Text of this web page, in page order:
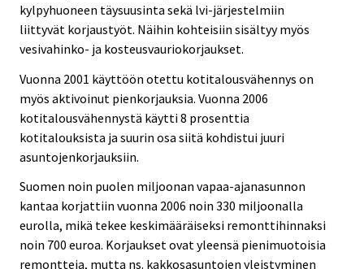
kylpyhuoneen täysuusinta sekä lvi-järjestelmiin
liittyvät korjaustyöt. Näihin kohteisiin sisältyy myös
vesivahinko- ja kosteusvauriokorjaukset.
Vuonna 2001 käyttöön otettu kotitalousvähennys on
myös aktivoinut pienkorjauksia. Vuonna 2006
kotitalousvähennystä käytti 8 prosenttia
kotitalouksista ja suurin osa siitä kohdistui juuri
asuntojenkorjauksiin.
Suomen noin puolen miljoonan vapaa-ajanasunnon
kantaa korjattiin vuonna 2006 noin 330 miljoonalla
eurolla, mikä tekee keskimääräiseksi remonttihinnaksi
noin 700 euroa. Korjaukset ovat yleensä pienimuotoisia
remontteja, mutta ns. kakkosasuntojen yleistyminen